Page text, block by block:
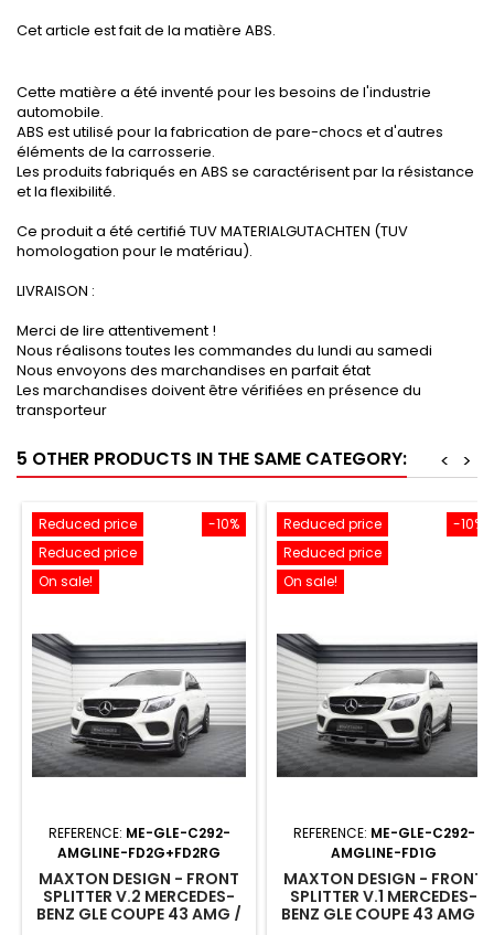
Cet article est fait de la matière ABS.
Cette matière a été inventé pour les besoins de l'industrie
automobile.
ABS est utilisé pour la fabrication de pare-chocs et d'autres
éléments de la carrosserie.
Les produits fabriqués en ABS se caractérisent par la résistance
et la flexibilité.
Ce produit a été certifié TUV MATERIALGUTACHTEN (TUV
homologation pour le matériau).
LIVRAISON :
Merci de lire attentivement !
Nous réalisons toutes les commandes du lundi au samedi
Nous envoyons des marchandises en parfait état
Les marchandises doivent être vérifiées en présence du
transporteur
5 OTHER PRODUCTS IN THE SAME CATEGORY: >
<
-10%
Reduced price
Reduced price
On sale!
REFERENCE: ME-GLE-C292-
AMGLINE-FD2G+FD2RG
MAXTON DESIGN - FRONT
SPLITTER V.2 MERCEDES-
BENZ GLE COUPE 43 AMG /
-10%
Reduced price
Reduced price
On sale!
REFERENCE: ME-GLE-C292-
AMGLINE-FD1G
MAXTON DESIGN - FRONT
SPLITTER V.1 MERCEDES-
BENZ GLE COUPE 43 AMG /